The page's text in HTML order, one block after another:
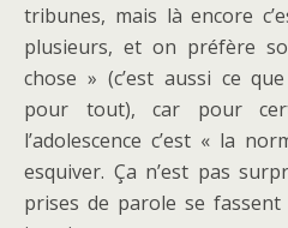
tribunes, mais là encore
plusieurs, et on préfère
chose » (c’est aussi ce
pour tout), car pour
l’adolescence c’est « la
esquiver. Ça n’est pas
prises de parole se